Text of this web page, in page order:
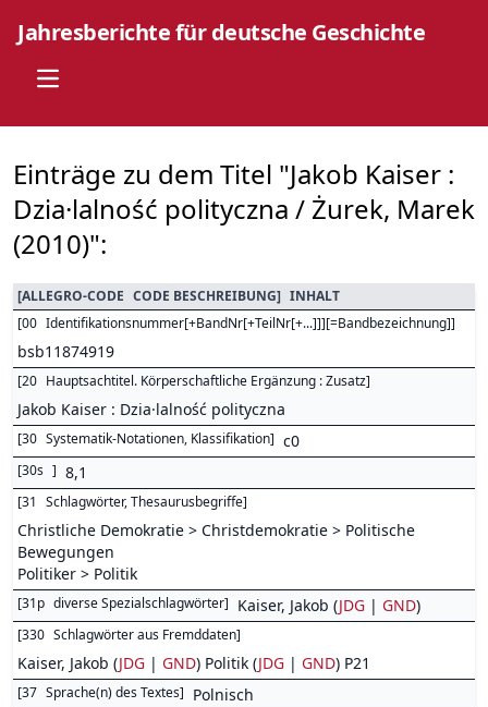
Jahresberichte für deutsche Geschichte
Open main menu
Einträge zu dem Titel "Jakob Kaiser :
Dzia·lalność polityczna / Żurek, Marek
(2010)":
[ALLEGRO-CODE CODE BESCHREIBUNG] INHALT
[00 Identifikationsnummer[+BandNr[+TeilNr[+...]]][=Bandbezeichnung]]
bsb11874919
[20 Hauptsachtitel. Körperschaftliche Ergänzung : Zusatz]
Jakob Kaiser : Dzia·lalność polityczna
[30 Systematik-Notationen, Klassifikation] c0
[30s ] 8,1
[31 Schlagwörter, Thesaurusbegriffe]
Christliche Demokratie > Christdemokratie > Politische
Bewegungen
Politiker > Politik
[31p diverse Spezialschlagwörter] Kaiser, Jakob (JDG | GND)
[330 Schlagwörter aus Fremddaten]
Kaiser, Jakob (JDG | GND) Politik (JDG | GND) P21
[37 Sprache(n) des Textes] Polnisch